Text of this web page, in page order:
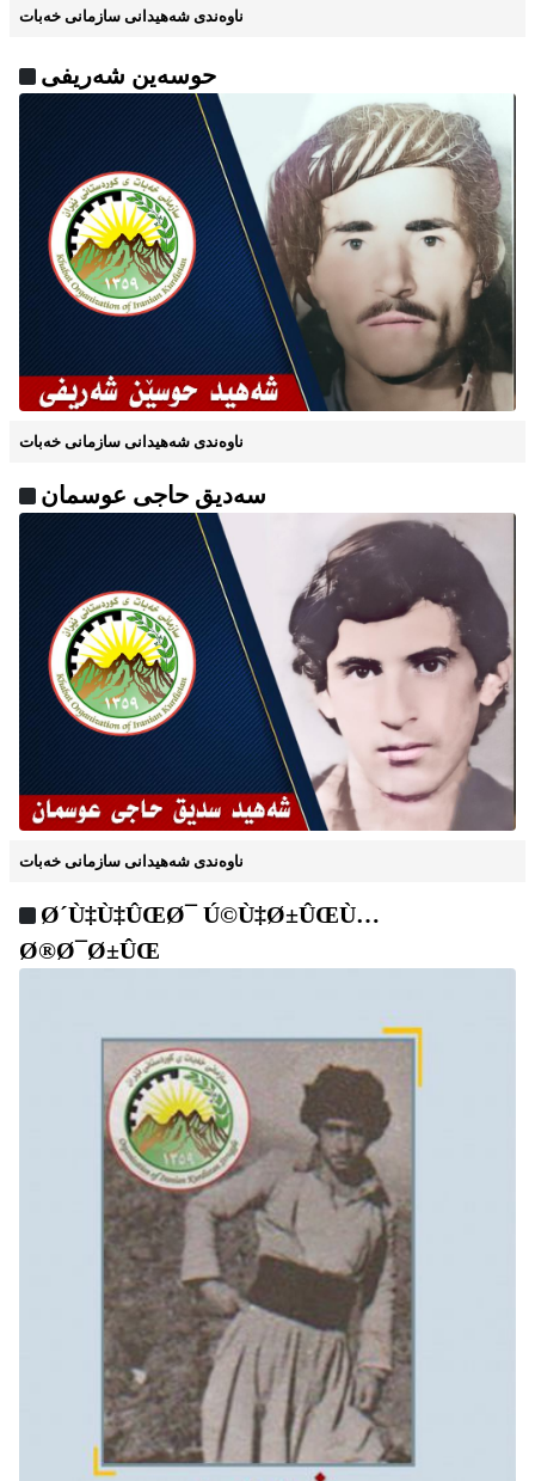
ناوه‌ندی شه‌هیدانی سازمانی خه‌بات
حوسەین شەریفی
ناوه‌ندی شه‌هیدانی سازمانی خه‌بات
سه‌دیق حاجی عوسمان
ناوه‌ندی شه‌هیدانی سازمانی خه‌بات
Ø´Ù‡‌‌‌Ù‡ÛŒØ¯ Ú©Ù‡‌‌‌Ø±ÛŒÙ…
Ø®Ø¯Ø±ÛŒ